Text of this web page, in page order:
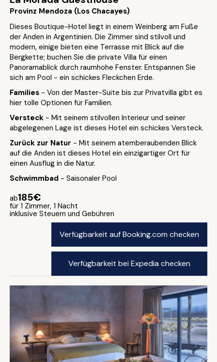
Provinz Mendoza (Los Chacayes)
Dieses Boutique-Hotel liegt in einem Weinberg am Fuße
der Anden in Argentinien. Die Zimmer sind stilvoll und
modern, einige bieten eine Terrasse mit Blick auf die
Bergkette; buchen Sie die private Villa für einen
Panoramablick durch raumhohe Fenster. Entspannen Sie
sich am Pool - ein schickes Fleckchen Erde.
Families - Von der Master-Suite bis zur Privatvilla gibt es
hier tolle Optionen für Familien.
Versteck - Mit seinem stilvollen Interieur und seiner
abgelegenen Lage ist dieses Hotel ein schickes Versteck.
Zurück zur Natur - Mit seinem atemberaubenden Blick
auf die Anden ist dieses Hotel ein einzigartiger Ort für
einen Ausflug in die Natur.
Schwimmbad - Saisonaler Pool
ab185€
für 1 Zimmer, 1 Nacht
inklusive Steuern und Gebühren
Verfügbarkeit auf Booking.com checken
Verfügbarkeit bei Expedia checken